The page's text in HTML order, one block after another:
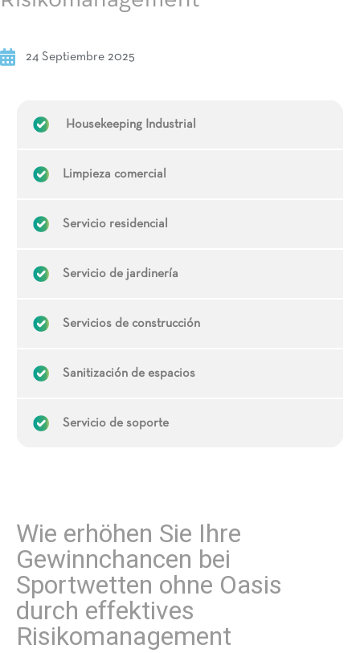
24 Septiembre 2025
Housekeeping Industrial
Limpieza comercial
Servicio residencial
Servicio de jardinería
Servicios de construcción
Sanitización de espacios
Servicio de soporte
Wie erhöhen Sie Ihre
Gewinnchancen bei
Sportwetten ohne Oasis
durch effektives
Risikomanagement